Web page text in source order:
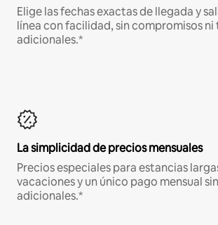
Elige las fechas exactas de llegada y
línea con facilidad, sin compromisos
adicionales.*
La simplicidad de precios mensuales
Precios especiales para estancias
vacaciones y un único pago mensual
adicionales.*